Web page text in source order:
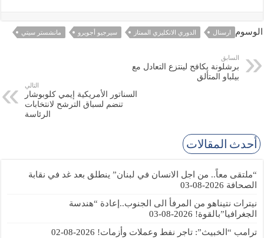
الوسوم ارسنال الدوري الانكليزي الممتاز سيرجيو أجويرو مانشستر سيتي
السابق
برشلونة يكافح لينتزع التعادل مع
بيلباو المتألق
التالي
السناتور الأمريكية إيمي كلوبوشار
تنضم لسباق الترشح لانتخابات
الرئاسة
أحدث المقالات
“ملتقى معاً.. من اجل الانسان في لبنان” ينطلق بعد غد في نقابة
الصحافة 2026-08-03
نيترات نتيناهو من المرفأ الى الجنوب..إعادة “هندسة
الجغرافيا”بالقوة! 2026-08-03
ترامب “الخبيث”: تاجر نفط وعملات وأزمات! 2026-08-02